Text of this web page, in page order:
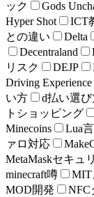
ック
Gods
Hyper Shot
ICT
との違い
Delta
Decentraland
リスク
DEJP
Driving Experience
い方
d払い選び
トショッピング
Minecoins
Lua
ァロ対応
MetaMaskセキュ
minecraft噂
MIT
MOD開発
NFC